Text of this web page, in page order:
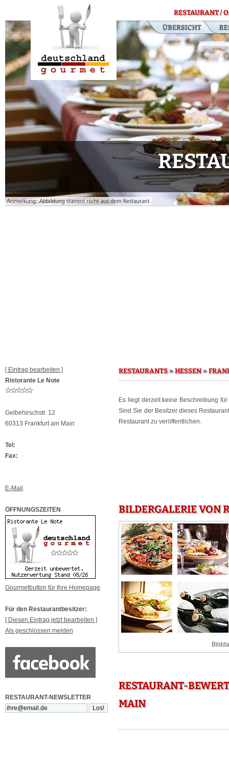
RESTAURANT /
[ Eintrag bearbeiten ]
Ristorante Le Note
Gelbehirschstr. 12
60313 Frankfurt am Main
Tel:
Fax:
E-Mail
ÖFFNUNGSZEITEN
Gourmetbutton für Ihre Homepage
Für den Restaurantbesitzer:
[ Diesen Eintrag jetzt bearbeiten ]
Als geschlossen melden
RESTAURANT-NEWSLETTER
RESTAURANTS»HESSEN»
Es liegt derzeit keine Beschreibung
Sind Sie der Besitzer dieses
Restaurant zu veröffentlichen.
BILDERGALERIE VON
RESTAURANT-
MAIN